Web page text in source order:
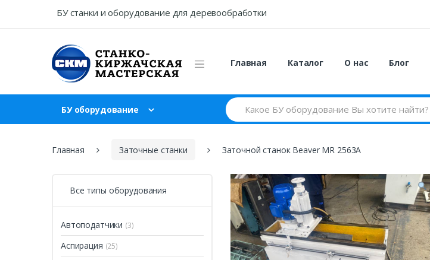
БУ станки и оборудование для деревообработки
Главная Каталог О нас Блог
БУ оборудование
Search
for:
Главная Заточные станки Заточной станок Beaver MR 2563A
Все типы оборудования
Автоподатчики (3)
Аспирация (25)